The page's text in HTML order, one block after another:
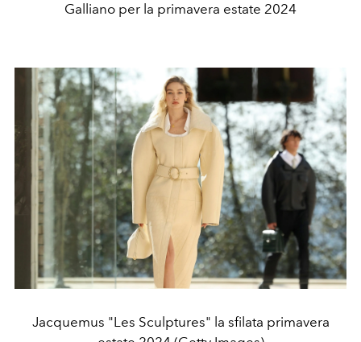
Galliano per la primavera estate 2024
Jacquemus "Les Sculptures" la sfilata primavera